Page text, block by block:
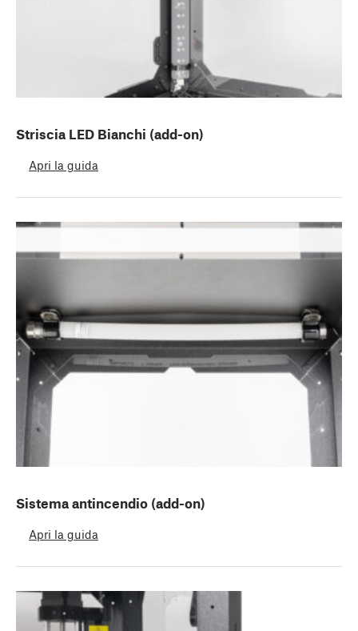
Striscia LED Bianchi (add-on)
Apri la guida
Sistema antincendio (add-on)
Apri la guida